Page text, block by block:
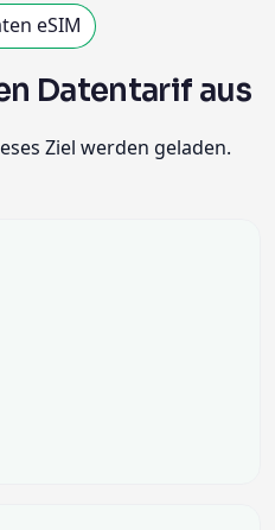
eSIM
Datentarif aus
Ziel werden geladen.